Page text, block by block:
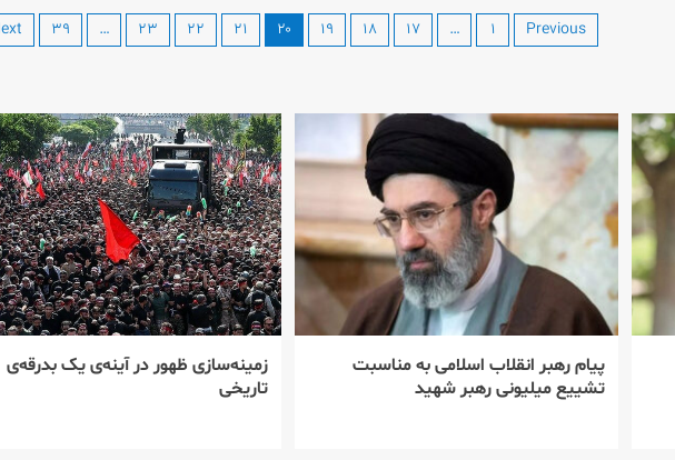
Previous ۱ … ۱۷ ۱۸ ۱۹ ۲۰ ۲۱ ۲۲ ۲۳ … ۳۹
پیام رهبر انقلاب اسلامی به مناسبت
تشییع میلیونی رهبر شهید
زمینه‌سازی ظهور در آینه‌ی یک بدرقه‌ی
تاریخی